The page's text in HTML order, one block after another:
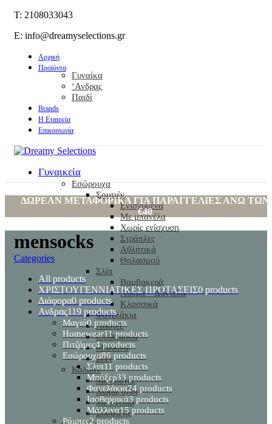
T: 2108033043
E: info@dreamyselections.gr
Αρχική
Προϊόντα
Γυναίκα
‘Ανδρας
Παιδί
Brands
Η Εταιρεία
Επικοινωνία
Γυναικεία
Εσώρουχα
Σουτιέν
Ενισχυμένα
Με μπανέλα
Χωρίς ενίσχυση
Στράπλες
Αθλητικά
Θηλασμού
Σλίπ
Βαμβακερά
Λύκρα – Δαντέλα
Κλασσικά
Φανελάκια
Λαστέξ
Ισοθερμικά
Μάλλινα
Σέξι
Καλσόν
Με λαστέξ
Χωρίς σλίπ
Με σχέδια
Σύσφιξης
ΔΩΡΕΑΝ ΜΕΤΑΦΟΡΙΚΑ ΓΙΑ ΠΑΡΑΓΓΕΛΙΕΣ ΑΝΩ ΤΩΝ
€40
mensocks
Categories
All products
ΧΡΙΣΤΟΥΓΕΝΝΙΑΤΙΚΕΣ ΠΡΟΤΑΣΕΙΣ0 products
Διάφορα0 products
Ανδρας119 products
Μαγιό0 products
Homewear11 products
Πιτζάμες4 products
Εσώρουχα86 products
Σλιπ11 products
Μπόξερ33 products
Φανελάκια24 products
Ισοθερμικά3 products
Μάλλινα15 products
Ρόμπες2 products